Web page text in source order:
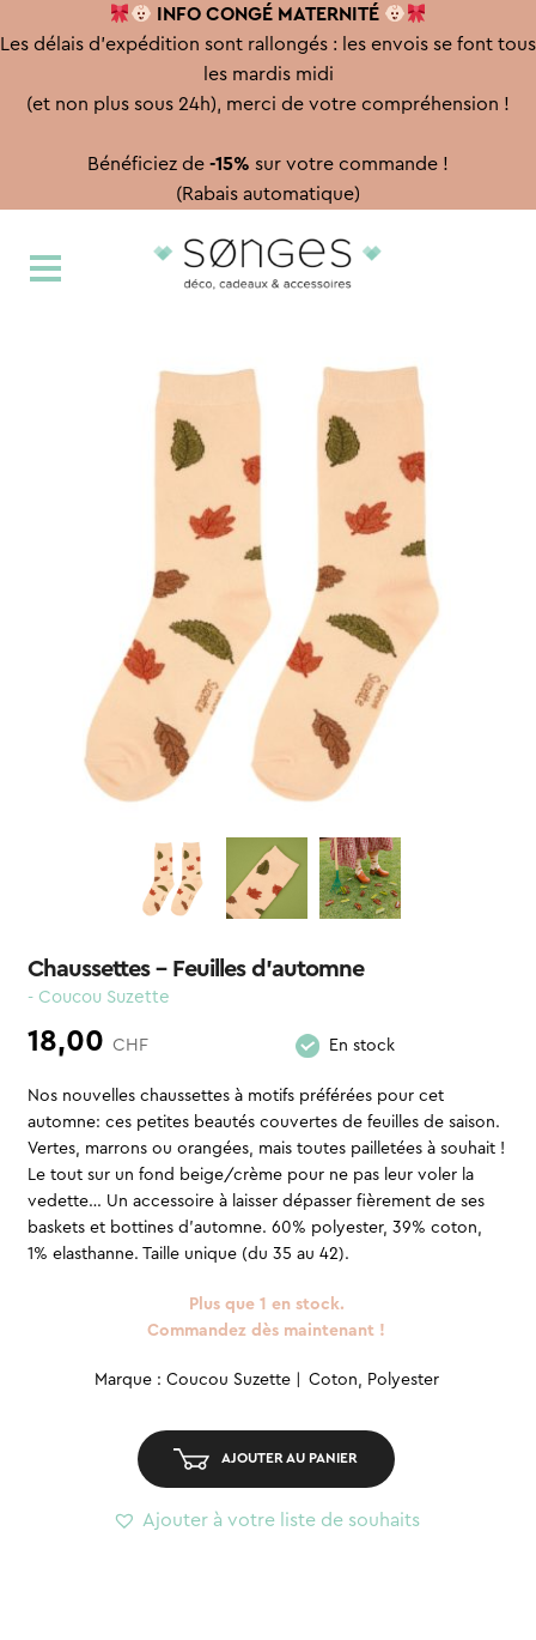
INFO CONGÉ MATERNITÉ
Les délais d'expédition sont rallongés : les envois se font tous
les mardis midi
(et non plus sous 24h), merci de votre compréhension !
Bénéficiez de -15% sur votre commande !
(Rabais automatique)
à
au
Chaussettes – Feuilles d’automne
- Coucou Suzette
18,00 CHF En stock
Nos nouvelles chaussettes à motifs préférées pour cet
automne: ces petites beautés couvertes de feuilles de saison.
Vertes, marrons ou orangées, mais toutes pailletées à souhait !
Le tout sur un fond beige/crème pour ne pas leur voler la
vedette… Un accessoire à laisser dépasser fièrement de ses
baskets et bottines d’automne. 60% polyester, 39% coton,
1% elasthanne. Taille unique (du 35 au 42).
Plus que 1 en stock.
Commandez dès maintenant !
quantité
Chaussettes
-
d'automne
Marque : Coucou Suzette Coton, Polyester
AJOUTER AU PANIER
Ajouter à votre liste de souhaits